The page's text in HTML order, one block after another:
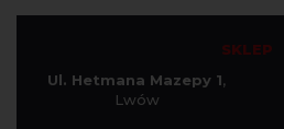
SKLEP
Ul. Hetmana Mazepy 1,
Lwów